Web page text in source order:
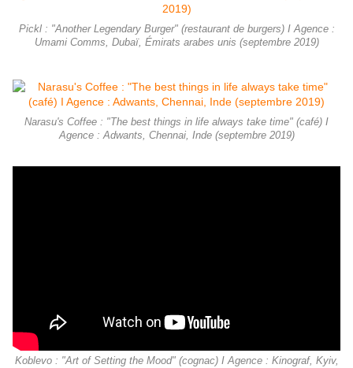
Pickl : "Another Legendary Burger" (restaurant de burgers) I Agence :
Umami Comms, Dubaï, Émirats arabes unis (septembre 2019)
Narasu's Coffee : "The best things in life always take time" (café) I
Agence : Adwants, Chennai, Inde (septembre 2019)
Koblevo : "Art of Setting the Mood" (cognac) I Agence : Kinograf, Kyiv,